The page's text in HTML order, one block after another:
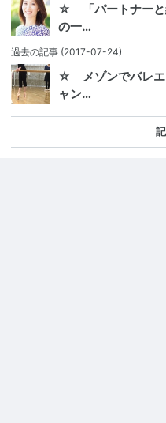
☆ 「パートナーと
の一…
過去の記事 (2017-07-24)
☆ メゾンでバレエ
ャン…